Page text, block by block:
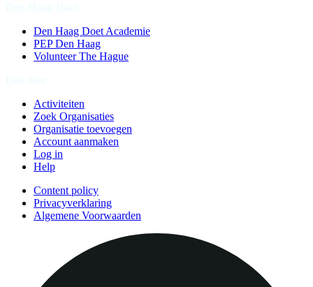
Den Haag Doet Academie
PEP Den Haag
Volunteer The Hague
Activiteiten
Zoek Organisaties
Organisatie toevoegen
Account aanmaken
Log in
Help
Content policy
Privacyverklaring
Algemene Voorwaarden